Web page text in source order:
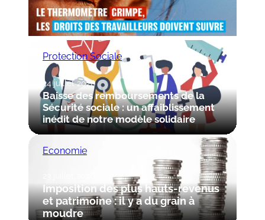
Protection Sociale
24 juillet 2026
Baisse des remboursements de la
Sécurité sociale : un affaiblissement
inédit de notre modèle solidaire
Economie
Imposition des plus hauts-revenus
et patrimoine : il y a du grain à
moudre